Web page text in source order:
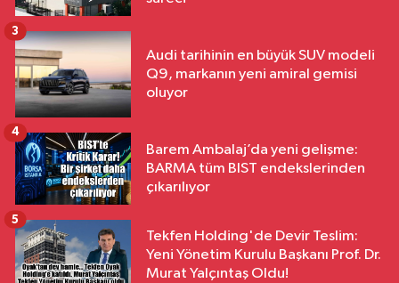
Audi tarihinin en büyük SUV modeli
Q9, markanın yeni amiral gemisi
oluyor
3
Barem Ambalaj’da yeni gelişme:
BARMA tüm BIST endekslerinden
çıkarılıyor
4
Tekfen Holding'de Devir Teslim:
Yeni Yönetim Kurulu Başkanı Prof. Dr.
Murat Yalçıntaş Oldu!
5